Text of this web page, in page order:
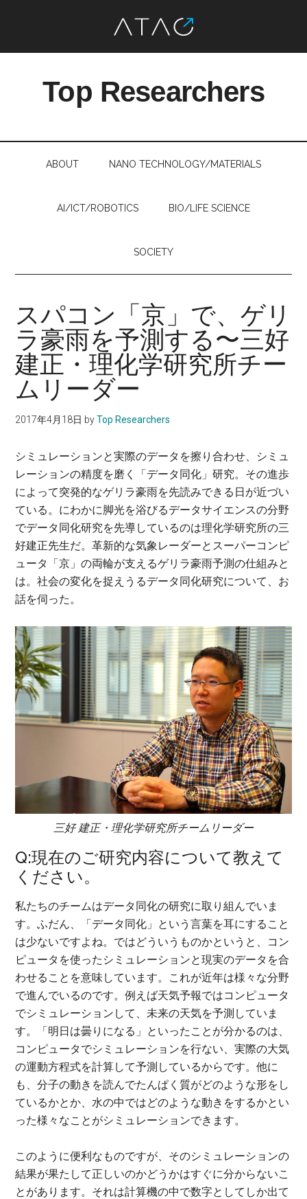
Top Researchers
に。
ABOUT NANO TECHNOLOGY/MATERIALS
AI/ICT/ROBOTICS BIO/LIFE SCIENCE
SOCIETY
スパコン「京」で、ゲリ
ラ豪雨を予測する〜三好
建正・理化学研究所チー
ムリーダー
2017年4月18日 byTop Researchers
シミュレーションと実際のデータを擦り合わせ、シミュ
レーションの精度を磨く「データ同化」研究。その進歩
によって突発的なゲリラ豪雨を先読みできる日が近づい
ている。にわかに脚光を浴びるデータサイエンスの分野
でデータ同化研究を先導しているのは理化学研究所の三
好建正先生だ。革新的な気象レーダーとスーパーコンピ
ュータ「京」の両輪が支えるゲリラ豪雨予測の仕組みと
は。社会の変化を捉えうるデータ同化研究について、お
話を伺った。
三好 建正・理化学研究所チームリーダー
Q:現在のご研究内容について教えて
ください。
私たちのチームはデータ同化の研究に取り組んでいま
す。ふだん、「データ同化」という言葉を耳にすること
は少ないですよね。ではどういうものかというと、コン
ピュータを使ったシミュレーションと現実のデータを合
わせることを意味しています。これが近年は様々な分野
で進んでいるのです。例えば天気予報ではコンピュータ
でシミュレーションして、未来の天気を予測していま
す。「明日は曇りになる」といったことが分かるのは、
コンピュータでシミュレーションを行ない、実際の大気
の運動方程式を計算して予測しているからです。他に
も、分子の動きを読んでたんぱく質がどのような形をし
ているかとか、水の中ではどのような動きをするかとい
った様々なことがシミュレーションできます。
このように便利なものですが、そのシミュレーションの
結果が果たして正しいのかどうかはすぐに分からないこ
とがあります。それは計算機の中で数字としてしか出て